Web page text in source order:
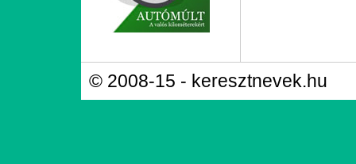
© 2008-15 - keresztnevek.hu